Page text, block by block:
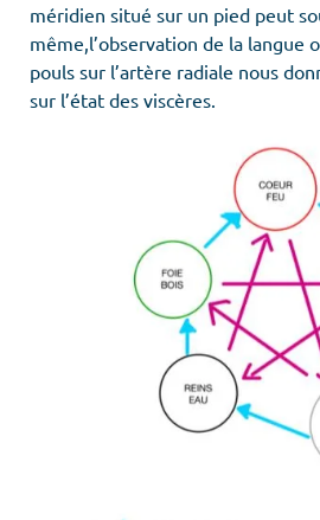
méridien situé sur un pied peut
même,l’observation de la langue
pouls sur l’artère radiale nous
sur l’état des viscères.